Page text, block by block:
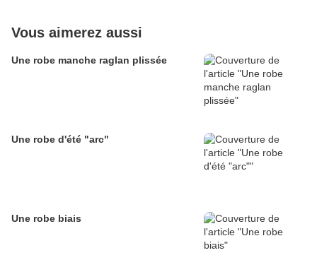
Vous aimerez aussi
Une robe manche raglan plissée
Une robe d'été "arc"
Une robe biais